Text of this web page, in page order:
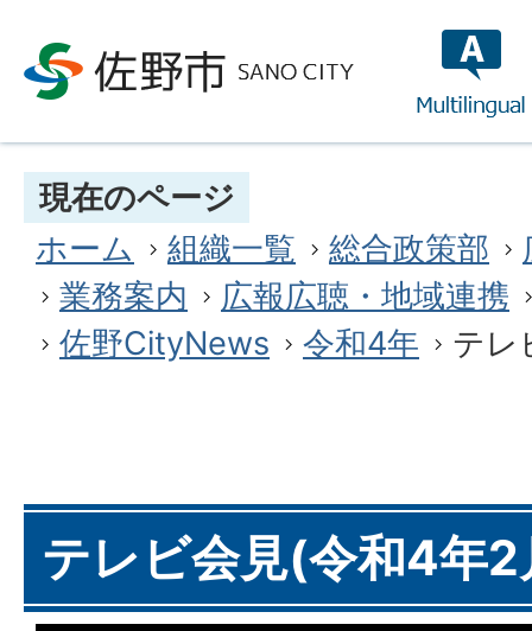
現在のページ
ホーム
組織一覧 総合政策部
業務案内
広報広聴・地域連携
佐野CityNews
令和4年 テレ
テレビ会見(令和4年